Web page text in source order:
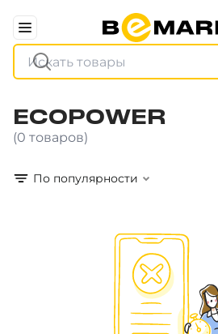
ECOPOWER
(0 товаров)
По популярности